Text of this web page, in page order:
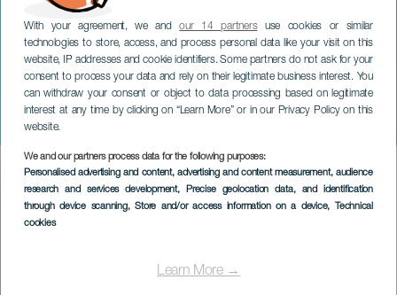
With your agreement, we andour 14 partnersuse cookies or similar
technologies to store, access, and process personal data like your visit on this
website, IP addresses and cookie identifiers. Some partners do not ask for your
consent to process your data and rely on their legitimate business interest. You
can withdraw your consent or object to data processing based on legitimate
interest at any time by clicking on “Learn More” or in our Privacy Policy on this
website.
We and our partners process data for the following purposes:
Personalised advertising and content, advertising and content measurement, audience
research and services development, Precise geolocation data, and identification
through device scanning, Store and/or access information on a device, Technical
cookies
Learn More →
Alberto San Juan. Festival
Clásicos en Colores 2023
GRAN CANARIA
Imagen
Listado